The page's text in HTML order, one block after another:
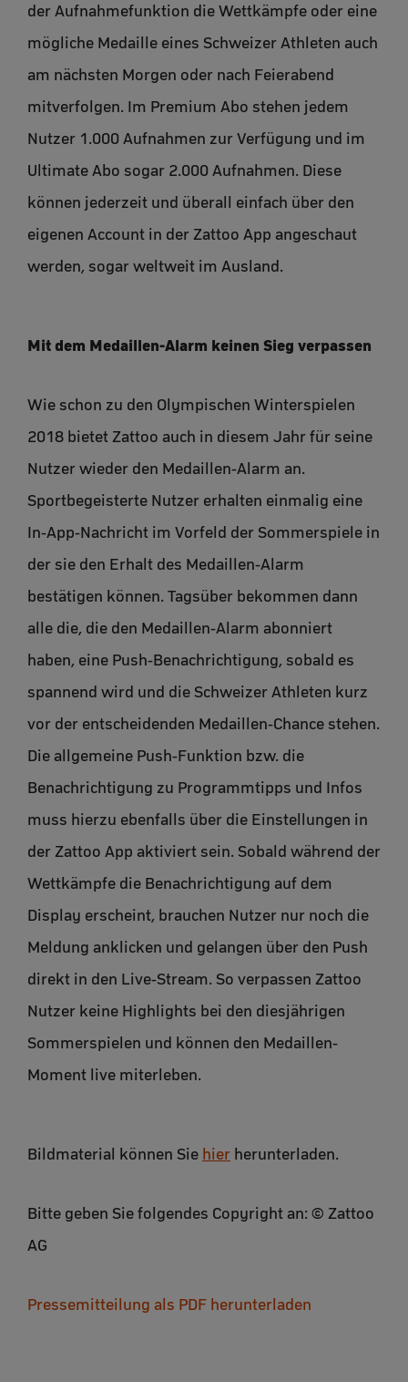
der Aufnahmefunktion die Wettkämpfe oder eine
mögliche Medaille eines Schweizer Athleten auch
am nächsten Morgen oder nach Feierabend
mitverfolgen. Im Premium Abo stehen jedem
Nutzer 1.000 Aufnahmen zur Verfügung und im
Ultimate Abo sogar 2.000 Aufnahmen. Diese
können jederzeit und überall einfach über den
eigenen Account in der Zattoo App angeschaut
werden, sogar weltweit im Ausland.
Mit dem Medaillen-Alarm keinen Sieg verpassen
Wie schon zu den Olympischen Winterspielen
2018 bietet Zattoo auch in diesem Jahr für seine
Nutzer wieder den Medaillen-Alarm an.
Sportbegeisterte Nutzer erhalten einmalig eine
In-App-Nachricht im Vorfeld der Sommerspiele in
der sie den Erhalt des Medaillen-Alarm
bestätigen können. Tagsüber bekommen dann
alle die, die den Medaillen-Alarm abonniert
haben, eine Push-Benachrichtigung, sobald es
spannend wird und die Schweizer Athleten kurz
vor der entscheidenden Medaillen-Chance stehen.
Die allgemeine Push-Funktion bzw. die
Benachrichtigung zu Programmtipps und Infos
muss hierzu ebenfalls über die Einstellungen in
der Zattoo App aktiviert sein. Sobald während der
Wettkämpfe die Benachrichtigung auf dem
Display erscheint, brauchen Nutzer nur noch die
Meldung anklicken und gelangen über den Push
direkt in den Live-Stream. So verpassen Zattoo
Nutzer keine Highlights bei den diesjährigen
Sommerspielen und können den Medaillen-
Moment live miterleben.
Bildmaterial können Sie hier herunterladen.
Bitte geben Sie folgendes Copyright an: © Zattoo
AG
Pressemitteilung als PDF herunterladen